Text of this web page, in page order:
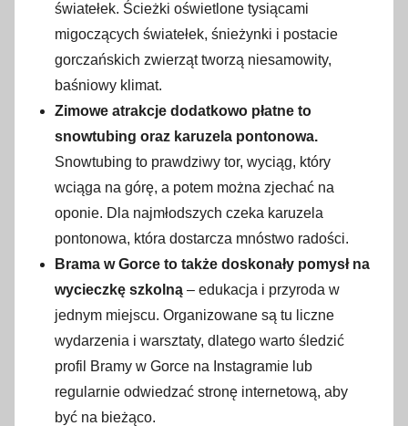
światełek. Ścieżki oświetlone tysiącami
migoczących światełek, śnieżynki i postacie
gorczańskich zwierząt tworzą niesamowity,
baśniowy klimat.
Zimowe atrakcje dodatkowo płatne to
snowtubing oraz karuzela pontonowa.
Snowtubing to prawdziwy tor, wyciąg, który
wciąga na górę, a potem można zjechać na
oponie. Dla najmłodszych czeka karuzela
pontonowa, która dostarcza mnóstwo radości.
Brama w Gorce to także doskonały pomysł na
wycieczkę szkolną – edukacja i przyroda w
jednym miejscu. Organizowane są tu liczne
wydarzenia i warsztaty, dlatego warto śledzić
profil Bramy w Gorce na Instagramie lub
regularnie odwiedzać stronę internetową, aby
być na bieżąco.